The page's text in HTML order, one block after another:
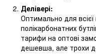
Делівері:
Оптимально для
полікарбонатних
тарифи на оптові
дешевша, але трохи